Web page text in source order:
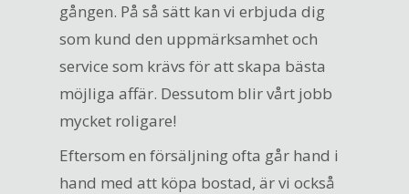
gången. På så sätt kan vi erbjuda dig
som kund den uppmärksamhet och
service som krävs för att skapa bästa
möjliga affär. Dessutom blir vårt jobb
mycket roligare!
Eftersom en försäljning ofta går hand i
hand med att köpa bostad, är vi också